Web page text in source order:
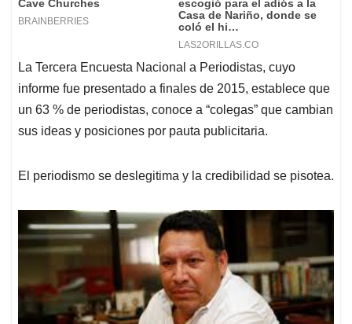
La Tercera Encuesta Nacional a Periodistas, cuyo
informe fue presentado a finales de 2015, establece que
un 63 % de periodistas, conoce a “colegas” que cambian
sus ideas y posiciones por pauta publicitaria.
El periodismo se deslegitima y la credibilidad se pisotea.